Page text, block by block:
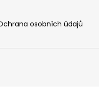
osobních údajů